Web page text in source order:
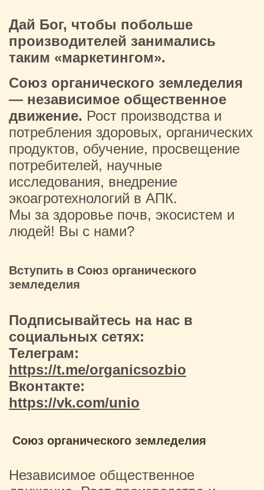
Дай Бог, чтобы побольше
производителей занимались
таким «маркетингом».
Союз органического земледелия
— независимое общественное
движение. Рост производства и
потребления здоровых, органических
продуктов, обучение, просвещение
потребителей, научные
исследования, внедрение
экоагротехнологий в АПК.
Мы за здоровье почв, экосистем и
людей! Вы с нами?
Вступить в Союз органического
земледелия
Подписывайтесь на нас в
социальных сетях:
Телеграм:
https://t.me/organicsozbio
Вконтакте:
https://vk.com/unio
Союз органического земледелия
Независимое общественное